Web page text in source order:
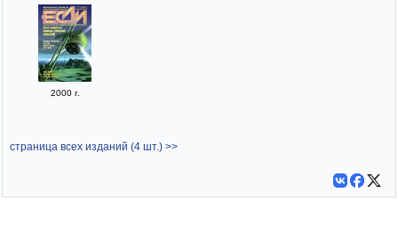
2000 г.
страница всех изданий (4 шт.) >>